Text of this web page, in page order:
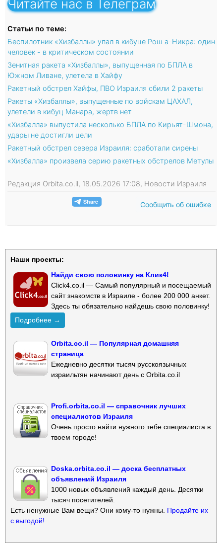
Читайте нас в Телеграм
Статьи по теме:
Беспилотник «Хизбаллы» упал в кибуце Рош а-Никра: один
человек - в критическом состоянии
Зенитная ракета «Хизбаллы», выпущенная по БПЛА в
Южном Ливане, улетела в Хайфу
Ракетный обстрел Хайфы, ПВО Израиля сбили 2 ракеты
Ракеты «Хизбаллы», выпущенные по войскам ЦАХАЛ,
улетели в кибуц Манара, жертв нет
«Хизбалла» выпустила несколько БПЛА по Кирьят-Шмона,
удары не достигли цели
Ракетный обстрел севера Израиля: сработали сирены
«Хизбалла» произвела серию ракетных обстрелов Метулы
Редакция Orbita.co.il, 18.05.2026 17:08, Новости Израиля
Сообщить об ошибке
Наши проекты:
Найди свою половинку на Клик4!
Click4.co.il — Самый популярный и посещаемый
сайт знакомств в Израиле - более 200 000 анкет.
Здесь ты обязательно найдешь свою половинку!
Подробнее →
Orbita.co.il — Популярная домашняя
страница
Ежедневно десятки тысяч русскоязычных
израильтян начинают день с Orbita.co.il
Profi.orbita.co.il — справочник лучших
специалистов Израиля
Очень просто найти нужного тебе специалиста в
твоем городе!
Doska.orbita.co.il — доска бесплатных
объявлений Израиля
1000 новых объявлений каждый день. Десятки
тысяч посетителей.
Есть ненужные Вам вещи? Они кому-то нужны. Продайте их
с выгодой!